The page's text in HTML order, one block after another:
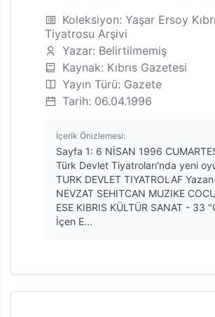
Koleksiyon: Yaşar Ersoy
Tiyatrosu Arşivi
Yazar: Belirtilmemiş
Kaynak: Kıbrıs Gazetesi
Yayın Türü: Gazete
Tarih: 06.04.1996
İçerik Önizlemesi:
Sayfa 1: 6 NİSAN 1996
Türk Devlet Tiyatroları'nda yeni
TURK DEVLET TIYATROLAF
NEVZAT SEHITCAN MUZIKE
ESE KIBRIS KÜLTÜR SANAT - 33
İçen E...